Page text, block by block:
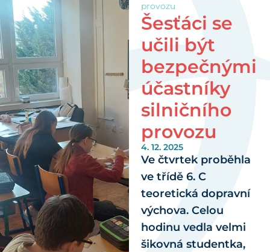
provozu
Šesťáci se
učili být
bezpečnými
účastníky
silničního
provozu
4. 12. 2025
Ve čtvrtek proběhla
ve třídě 6. C
teoretická dopravní
výchova. Celou
hodinu vedla velmi
šikovná studentka,